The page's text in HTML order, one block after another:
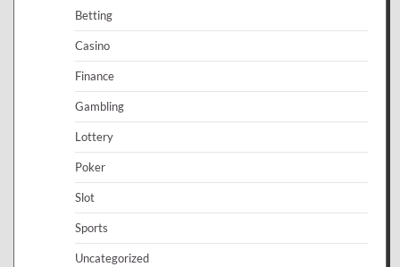
Betting
Casino
Finance
Gambling
Lottery
Poker
Slot
Sports
Uncategorized